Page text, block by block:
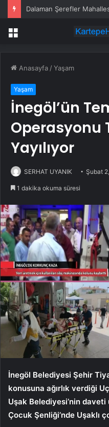
Dalaman Şerefler
Menü
Anasayfa /Yaşam
Yaşam
İnegöl’ün
Operasyonu
Yayılıyor
SERHAT UYANIK Şubat
1 dakika okuma süresi
İnegöl Belediyesi Şehir
konusuna ağırlık verdiği
Uşak Belediyesi’nin
Çocuk Şenliği’nde Uşaklı